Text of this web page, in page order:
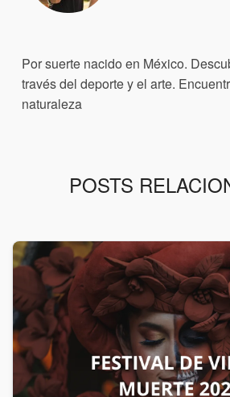
Por suerte nacido en México.
través del deporte y el arte.
naturaleza
POSTS